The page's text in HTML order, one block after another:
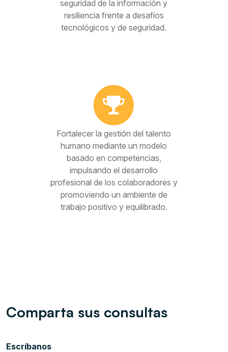
seguridad de la información y
resiliencia frente a desafíos
tecnológicos y de seguridad.
Fortalecer la gestión del talento
humano mediante un modelo
basado en competencias,
impulsando el desarrollo
profesional de los colaboradores y
promoviendo un ambiente de
trabajo positivo y equilibrado.
Comparta sus consultas
Escríbanos